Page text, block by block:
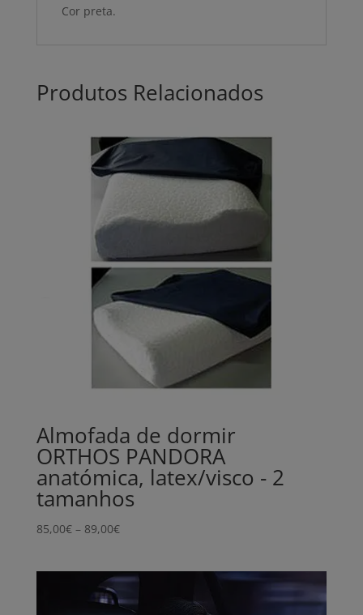
Cor preta.
Produtos Relacionados
Almofada de dormir
ORTHOS PANDORA
anatómica, latex/visco - 2
tamanhos
85,00€ – 89,00€Price
through
89,00€